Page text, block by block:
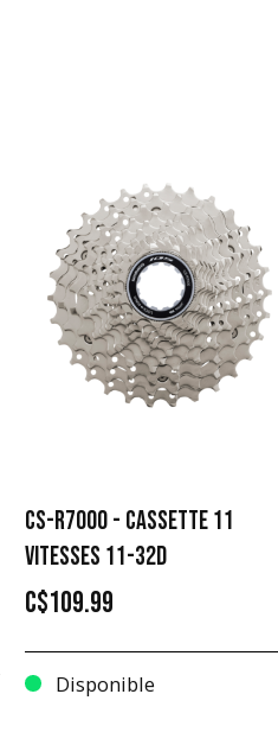
CS-R7000 - CASSETTE 11
VITESSES 11-32D
C$109.99
Disponible